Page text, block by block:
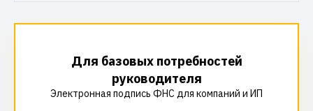
Для базовых потребностей
руководителя
Электронная подпись ФНС для компаний и ИП